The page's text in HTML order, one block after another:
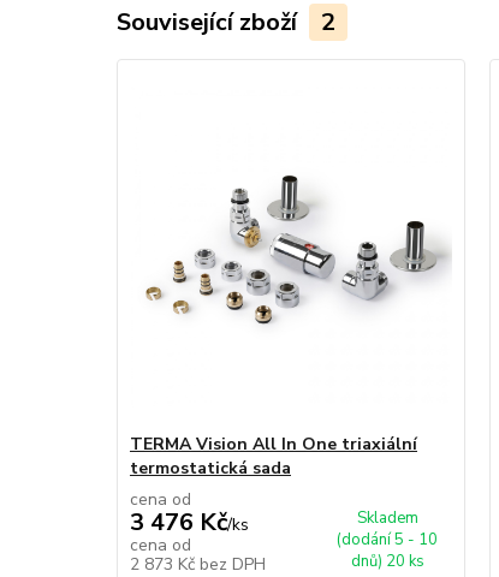
Související zboží 2
TERMA Vision All In One triaxiální
termostatická sada
cena od
3 476 Kč/ks
cena od
2 873 Kč bez DPH
Skladem
(dodání 5 - 10
dnů) 20 ks